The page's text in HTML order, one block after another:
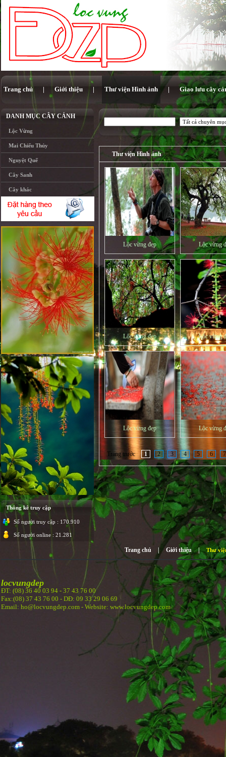
Trang chủ | Giới thiệu | Thư viện Hình ảnh | Giao lưu cây
DANH MỤC CÂY CẢNH
Lộc Vừng
Mai Chiếu Thủy
Nguyệt Quế
Cây Sanh
Cây khác
Thông kê truy cập
Số người truy cập : 170.910
Số người online : 21.281
Thư viện Hình ảnh
Lộc vừng đẹp Lộc vừng
Lộc vừng đẹp Lộc vừng
Lộc vừng đẹp Lộc vừng
Trang trước 1 2 3 4 5 6 7
Trang chủ Giới thiệu | Thư
locvungdep
ĐT: (08) 36 40 03 94 - 37 43 76 00
Fax:(08) 37 43 76 00 - DĐ: 09 33 29 06 69
Email: ho@locvungdep.com - Website: www.locvungdep.com